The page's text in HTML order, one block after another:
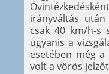
irányváltás
csak 40 km/h-s
ugyanis a
esetében még
volt a vörös